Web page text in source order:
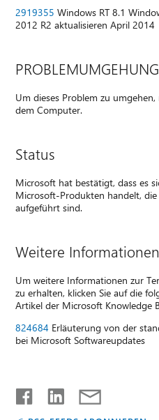
2919355 Windows RT 8.1
2012 R2 aktualisieren April 2014
PROBLEMUMGEHUNG
Um dieses Problem zu
dem Computer.
Status
Microsoft hat bestätigt, dass es
Microsoft-Produkten handelt, die
aufgeführt sind.
Weitere Informationen
Um weitere Informationen zur
zu erhalten, klicken Sie auf die
Artikel der Microsoft Knowledge
824684 Erläuterung von der
bei Microsoft Softwareupdates